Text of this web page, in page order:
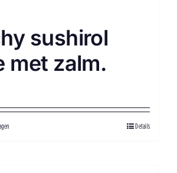
sushirol
met zalm.
Details